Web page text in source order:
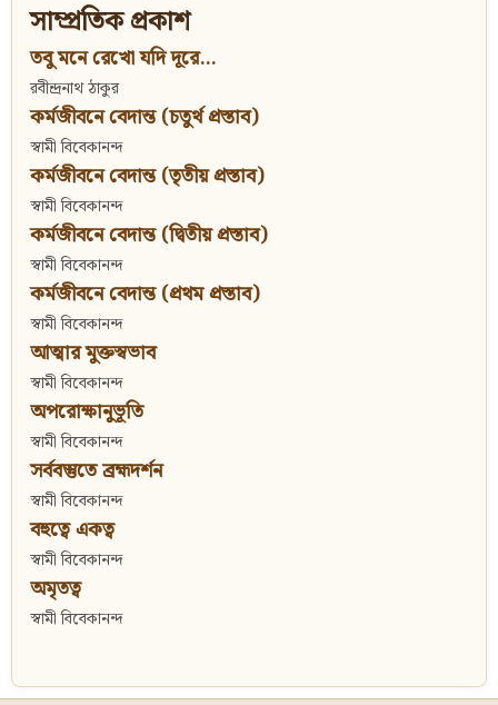
সাম্প্রতিক প্রকাশ
তবু মনে রেখো যদি দূরে...
রবীন্দ্রনাথ ঠাকুর
কর্মজীবনে বেদান্ত (চতুর্থ প্রস্তাব)
স্বামী বিবেকানন্দ
কর্মজীবনে বেদান্ত (তৃতীয় প্রস্তাব)
স্বামী বিবেকানন্দ
কর্মজীবনে বেদান্ত (দ্বিতীয় প্রস্তাব)
স্বামী বিবেকানন্দ
কর্মজীবনে বেদান্ত (প্রথম প্রস্তাব)
স্বামী বিবেকানন্দ
আত্মার মুক্তস্বভাব
স্বামী বিবেকানন্দ
অপরোক্ষানুভূতি
স্বামী বিবেকানন্দ
সর্ববস্তুতে ব্রহ্মদর্শন
স্বামী বিবেকানন্দ
বহুত্বে একত্ব
স্বামী বিবেকানন্দ
অমৃতত্ব
স্বামী বিবেকানন্দ